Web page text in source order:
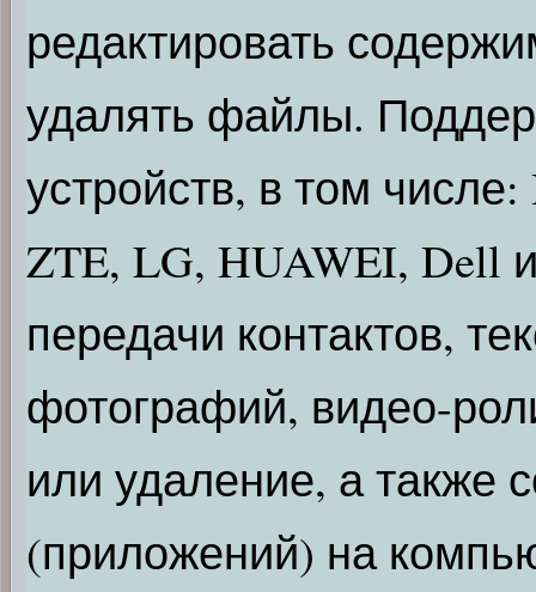
редактировать
удалять файлы.
устройств, в том числе:
ZTE, LG, HUAWEI, Dell
передачи контактов,
фотографий, видео-
или удаление, а также
(приложений) на